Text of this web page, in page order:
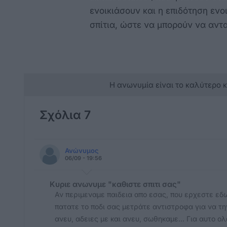
ενοικιάσουν και η επιδότηση
σπίτια, ώστε να μπορούν να
Η ανωνυμία είναι το καλύτερο
Σχόλια 7
Ανώνυμος
06/09 - 19:56
Κυριε ανωνυμε "καθιστε σπιτι σας"
Αν περιμεναμε παιδεια απο εσας, που ερχεστε
πατατε το ποδι σας μετράτε αντιστροφα για να
ανευ, αδειες με και ανευ, σωθηκαμε... Για αυτο